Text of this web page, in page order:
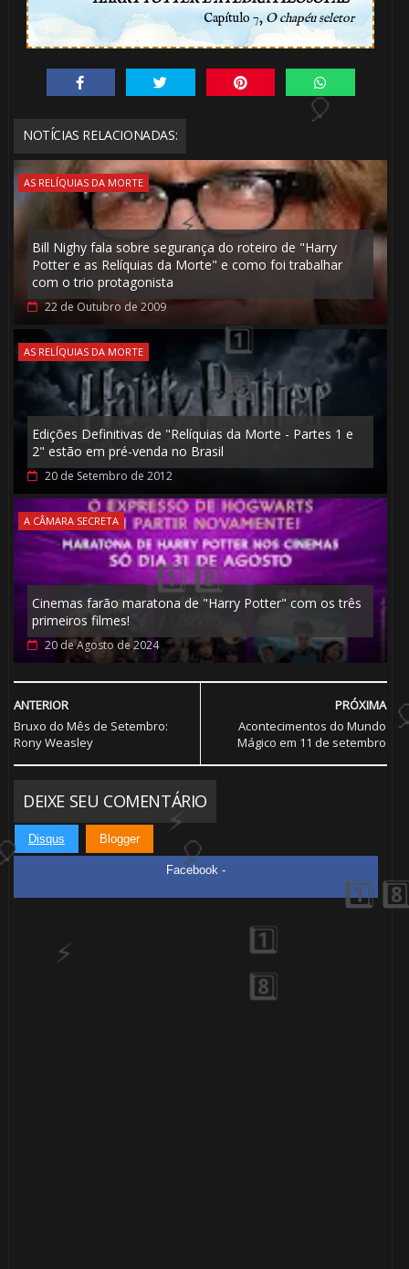
Capítulo 7, O chapéu seletor
NOTÍCIAS RELACIONADAS:
AS RELÍQUIAS DA MORTE
Bill Nighy fala sobre segurança do roteiro de "Harry
Potter e as Relíquias da Morte" e como foi trabalhar
com o trio protagonista
22 de Outubro de 2009
AS RELÍQUIAS DA MORTE
Edições Definitivas de "Relíquias da Morte - Partes 1 e
2" estão em pré-venda no Brasil
20 de Setembro de 2012
A CÂMARA SECRETA
Cinemas farão maratona de "Harry Potter" com os três
primeiros filmes!
20 de Agosto de 2024
PRÓXIMA
Acontecimentos do Mundo
Mágico em 11 de setembro
ANTERIOR
Bruxo do Mês de Setembro:
Rony Weasley
DEIXE SEU COMENTÁRIO
Disqus Blogger
Facebook -
8️⃣
1️⃣ 8️⃣
1️⃣ 8️⃣